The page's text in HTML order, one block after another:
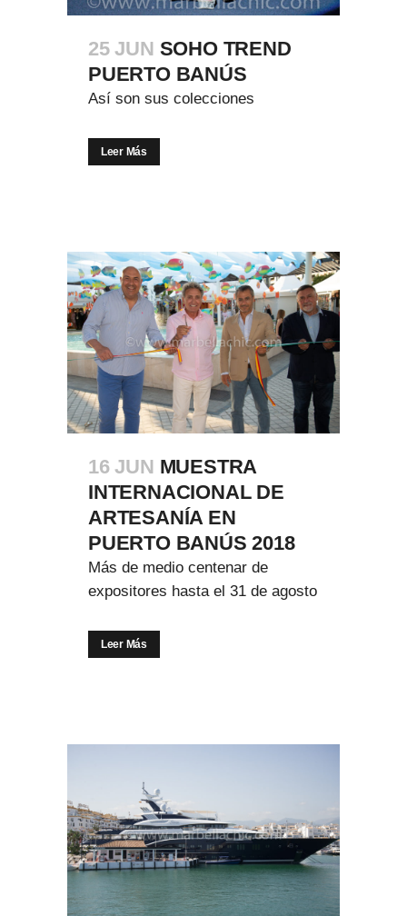
25 JUN SOHO TREND
PUERTO BANÚS
Así son sus colecciones
Leer Más
16 JUN MUESTRA
INTERNACIONAL DE
ARTESANÍA EN
PUERTO BANÚS 2018
Más de medio centenar de
expositores hasta el 31 de agosto
Leer Más